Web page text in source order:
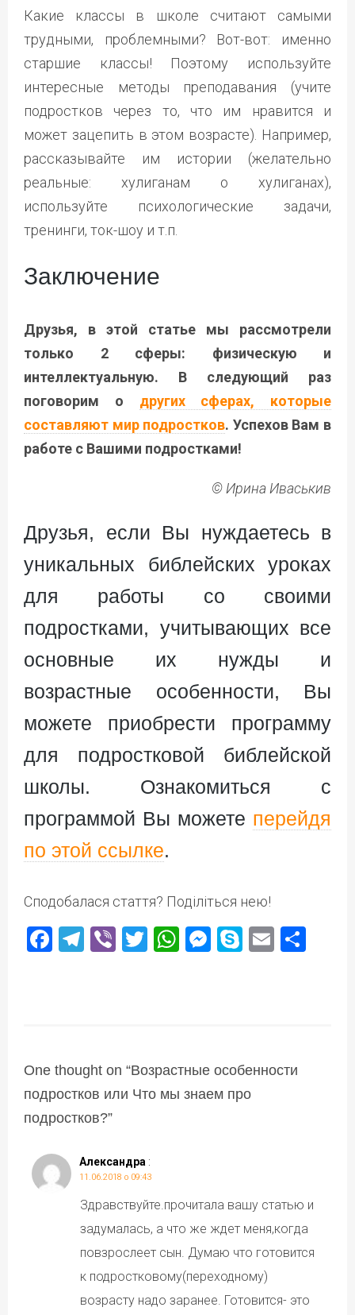
Какие классы в школе считают самыми
трудными, проблемными? Вот-вот: именно
старшие классы! Поэтому используйте
интересные методы преподавания (учите
подростков через то, что им нравится и
может зацепить в этом возрасте). Например,
рассказывайте им истории (желательно
реальные: хулиганам о хулиганах),
используйте психологические задачи,
тренинги, ток-шоу и т.п.
Заключение
Друзья, в этой статье мы рассмотрели
только 2 сферы: физическую и
интеллектуальную. В следующий раз
поговорим о других сферах, которые
составляют мир подростков. Успехов Вам в
работе с Вашими подростками!
© Ирина Иваськив
Друзья, если Вы нуждаетесь в
уникальных библейских уроках
для работы со своими
подростками, учитывающих все
основные их нужды и
возрастные особенности, Вы
можете приобрести программу
для подростковой библейской
школы. Ознакомиться с
программой Вы можете перейдя
по этой ссылке.
Сподобалася стаття? Поділіться нею!
Facebook
Telegram
ViberTwitter
WhatsApp
Messenger
Skype
Email
One thought on “Возрастные особенности
подростков или Что мы знаем про
подростков?”
Александра :
11.06.2018 о 09:43
Здравствуйте.прочитала вашу статью и
задумалась, а что же ждет меня,когда
повзрослеет сын. Думаю что готовится
к подростковому(переходному)
возрасту надо заранее. Готовится- это